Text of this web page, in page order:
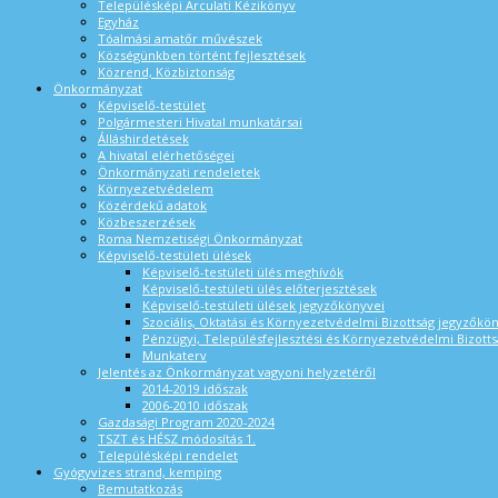
Településképi Arculati Kézikönyv
Egyház
Tóalmási amatőr művészek
Községünkben történt fejlesztések
Közrend, Közbiztonság
Önkormányzat
Képviselő-testület
Polgármesteri Hivatal munkatársai
Álláshirdetések
A hivatal elérhetőségei
Önkormányzati rendeletek
Környezetvédelem
Közérdekű adatok
Közbeszerzések
Roma Nemzetiségi Önkormányzat
Képviselő-testületi ülések
Képviselő-testületi ülés meghívók
Képviselő-testületi ülés előterjesztések
Képviselő-testületi ülések jegyzőkönyvei
Szociális, Oktatási és Környezetvédelmi Bizottság
Pénzügyi, Településfejlesztési és Környezetvédelmi
Munkaterv
Jelentés az Önkormányzat vagyoni helyzetéről
2014-2019 időszak
2006-2010 időszak
Gazdasági Program 2020-2024
TSZT és HÉSZ módosítás 1.
Településképi rendelet
Gyógyvizes strand, kemping
Bemutatkozás